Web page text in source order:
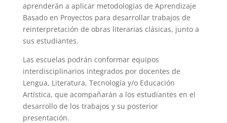
aprenderán a aplicar metodologías de Aprendizaje
Basado en Proyectos para desarrollar trabajos de
reinterpretación de obras literarias clásicas, junto a
sus estudiantes.
Las escuelas podrán conformar equipos
interdisciplinarios integrados por docentes de
Lengua, Literatura, Tecnología y/o Educación
Artística, que acompañarán a los estudiantes en el
desarrollo de los trabajos y su posterior
presentación.